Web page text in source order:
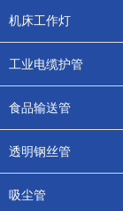
机床工作灯
工业电缆护管
食品输送管
透明钢丝管
吸尘管